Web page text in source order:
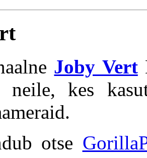
Joby Vert
neile, kes
otse